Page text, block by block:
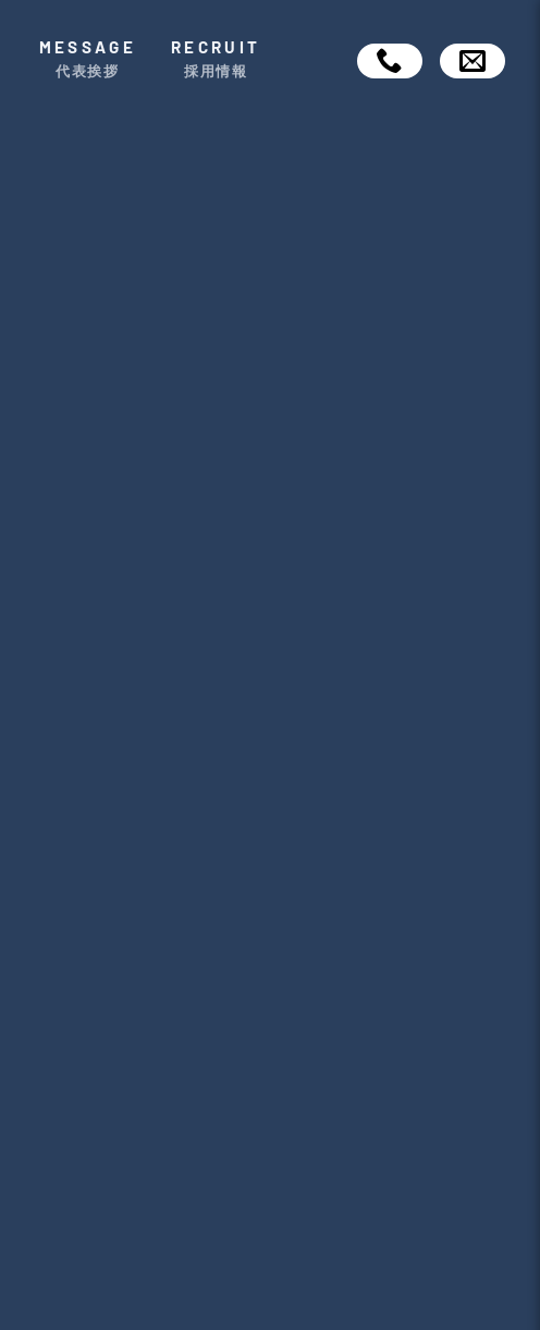
MESSAGE
代表挨拶
RECRUIT
採用情報